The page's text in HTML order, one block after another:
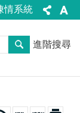
情系統
進階搜尋